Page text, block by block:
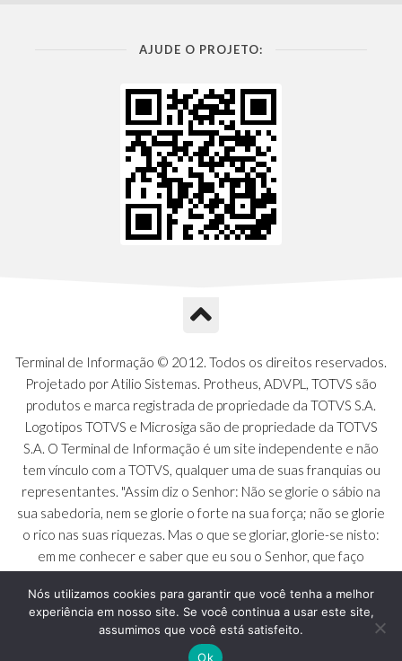
AJUDE O PROJETO:
Terminal de Informação © 2012. Todos os direitos reservados.
Projetado por Atilio Sistemas. Protheus, ADVPL, TOTVS são
produtos e marca registrada de propriedade da TOTVS S.A.
Logotipos TOTVS e Microsiga são de propriedade da TOTVS
S.A. O Terminal de Informação é um site independente e não
tem vínculo com a TOTVS, qualquer uma de suas franquias ou
representantes. "Assim diz o Senhor: Não se glorie o sábio na
sua sabedoria, nem se glorie o forte na sua força; não se glorie
o rico nas suas riquezas. Mas o que se gloriar, glorie-se nisto:
em me conhecer e saber que eu sou o Senhor, que faço
Nós utilizamos cookies para garantir que você tenha a melhor
experiência em nosso site. Se você continua a usar este site,
assumimos que você está satisfeito.
Ok